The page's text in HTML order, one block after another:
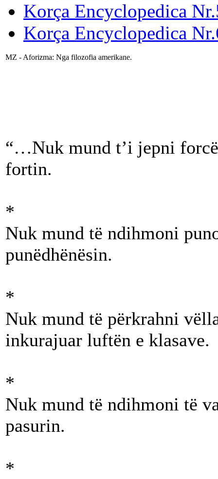
Korça Encyclopedica
Korça Encyclopedica
MZ - Aforizma: Nga filozofia amerikane.
“…Nuk mund t’i jepni
fortin.
*
Nuk mund të ndihmoni
punëdhënësin.
*
Nuk mund të përkrahni
inkurajuar luftën e klasave.
*
Nuk mund të ndihmoni të
pasurin.
*